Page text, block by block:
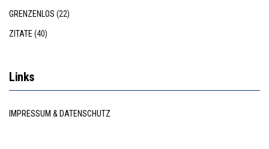
GRENZENLOS (22)
ZITATE(40)
Links
IMPRESSUM & DATENSCHUTZ